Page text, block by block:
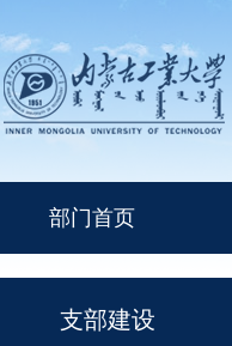
部门首页
支部建设